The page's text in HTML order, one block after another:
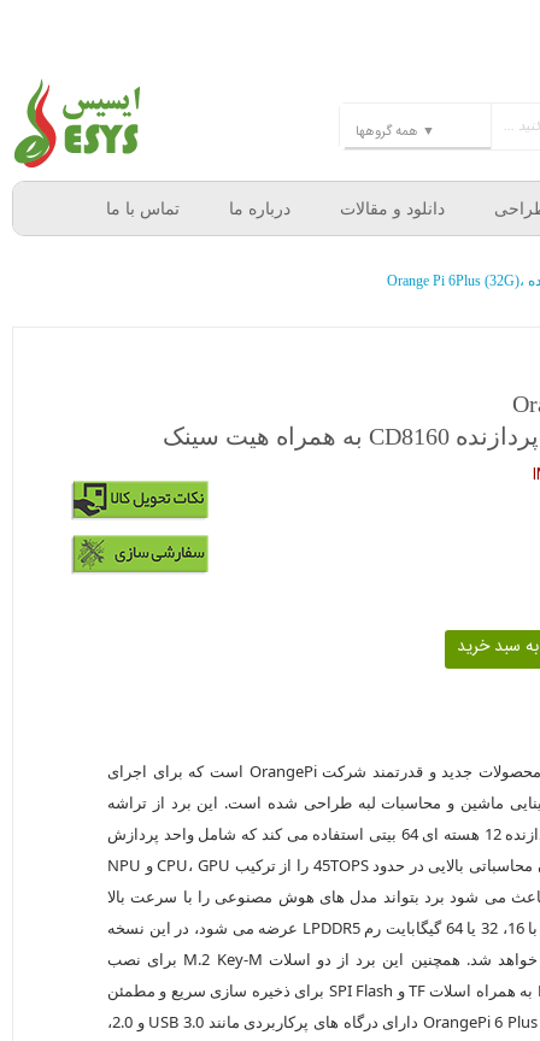
دانلود و مقالات درباره ما تماس با ما
برد اورنج پی 6 پلاس یکی از محصولات جدید و قدرتمند شرکت OrangePi است که برای اجرای
ماشین و محاسبات لبه طراحی شده است. این برد از تراشه
CD8160 یا CIX CD8180 با پردازنده 12 هسته ای 64 بیتی استفاده می کند که شامل واحد پردازش
عصبی (NPU) می باشد و توان محاسباتی بالایی در حدود 45TOPS را از ترکیب CPU، GPU و NPU
باعث می شود برد بتواند مدل های هوش مصنوعی را با سرعت بالا
پردازش کند. اورنج پی 6 پلاس با 16، 32 یا 64 گیگابایت رم LPDDR5 عرضه می شود، در این نسخه
برد با رم 32 گیگابایت عرضه خواهد شد. همچنین این برد از دو اسلات M.2 Key-M برای نصب
حافظه های SSD از نوع NVMe به همراه اسلات TF و SPI Flash برای ذخیره سازی سریع و مطمئن
بهره می برد. از نظر ارتباطی، OrangePi 6 Plus دارای درگاه های پرکاربردی مانند USB 3.0 و 2.0،